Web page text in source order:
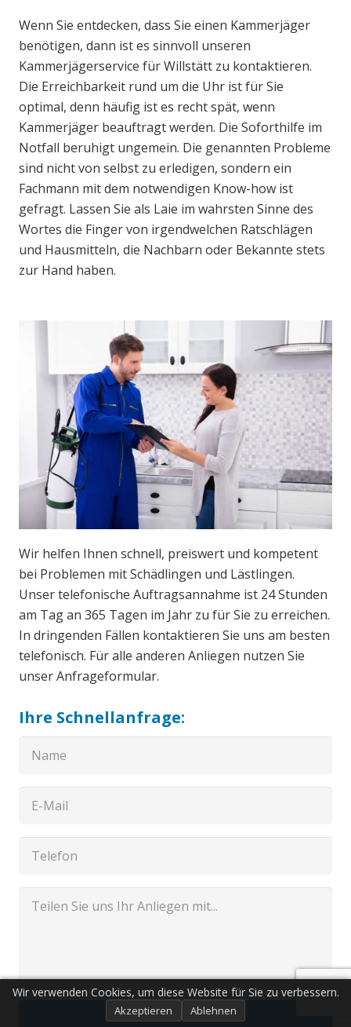
Wenn Sie entdecken, dass Sie einen Kammerjäger
benötigen, dann ist es sinnvoll unseren
Kammerjägerservice für Willstätt zu kontaktieren.
Die Erreichbarkeit rund um die Uhr ist für Sie
optimal, denn häufig ist es recht spät, wenn
Kammerjäger beauftragt werden. Die Soforthilfe im
Notfall beruhigt ungemein. Die genannten Probleme
sind nicht von selbst zu erledigen, sondern ein
Fachmann mit dem notwendigen Know-how ist
gefragt. Lassen Sie als Laie im wahrsten Sinne des
Wortes die Finger von irgendwelchen Ratschlägen
und Hausmitteln, die Nachbarn oder Bekannte stets
zur Hand haben.
Wir helfen Ihnen schnell, preiswert und kompetent
bei Problemen mit Schädlingen und Lästlingen.
Unser telefonische Auftragsannahme ist 24 Stunden
am Tag an 365 Tagen im Jahr zu für Sie zu erreichen.
In dringenden Fällen kontaktieren Sie uns am besten
telefonisch. Für alle anderen Anliegen nutzen Sie
unser Anfrageformular.
Ihre Schnellanfrage:
Senden
Wir verwenden Cookies, um diese Website für Sie zu verbessern.
Akzeptieren Ablehnen